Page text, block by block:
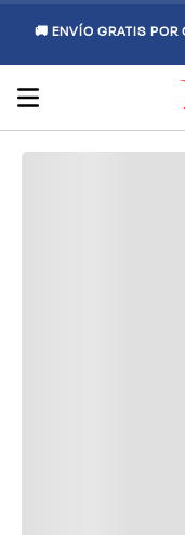
🚚 ENVÍO GRATIS